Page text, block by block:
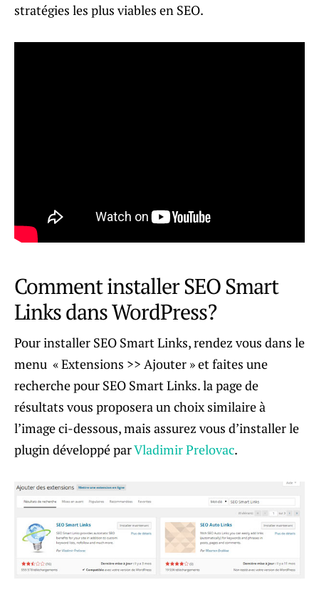
stratégies les plus viables en SEO.
Comment installer SEO Smart
Links dans WordPress?
Pour installer SEO Smart Links, rendez vous dans le
menu « Extensions >> Ajouter » et faites une
recherche pour SEO Smart Links. la page de
résultats vous proposera un choix similaire à
l’image ci-dessous, mais assurez vous d’installer le
plugin développé parVladimir Prelovac.